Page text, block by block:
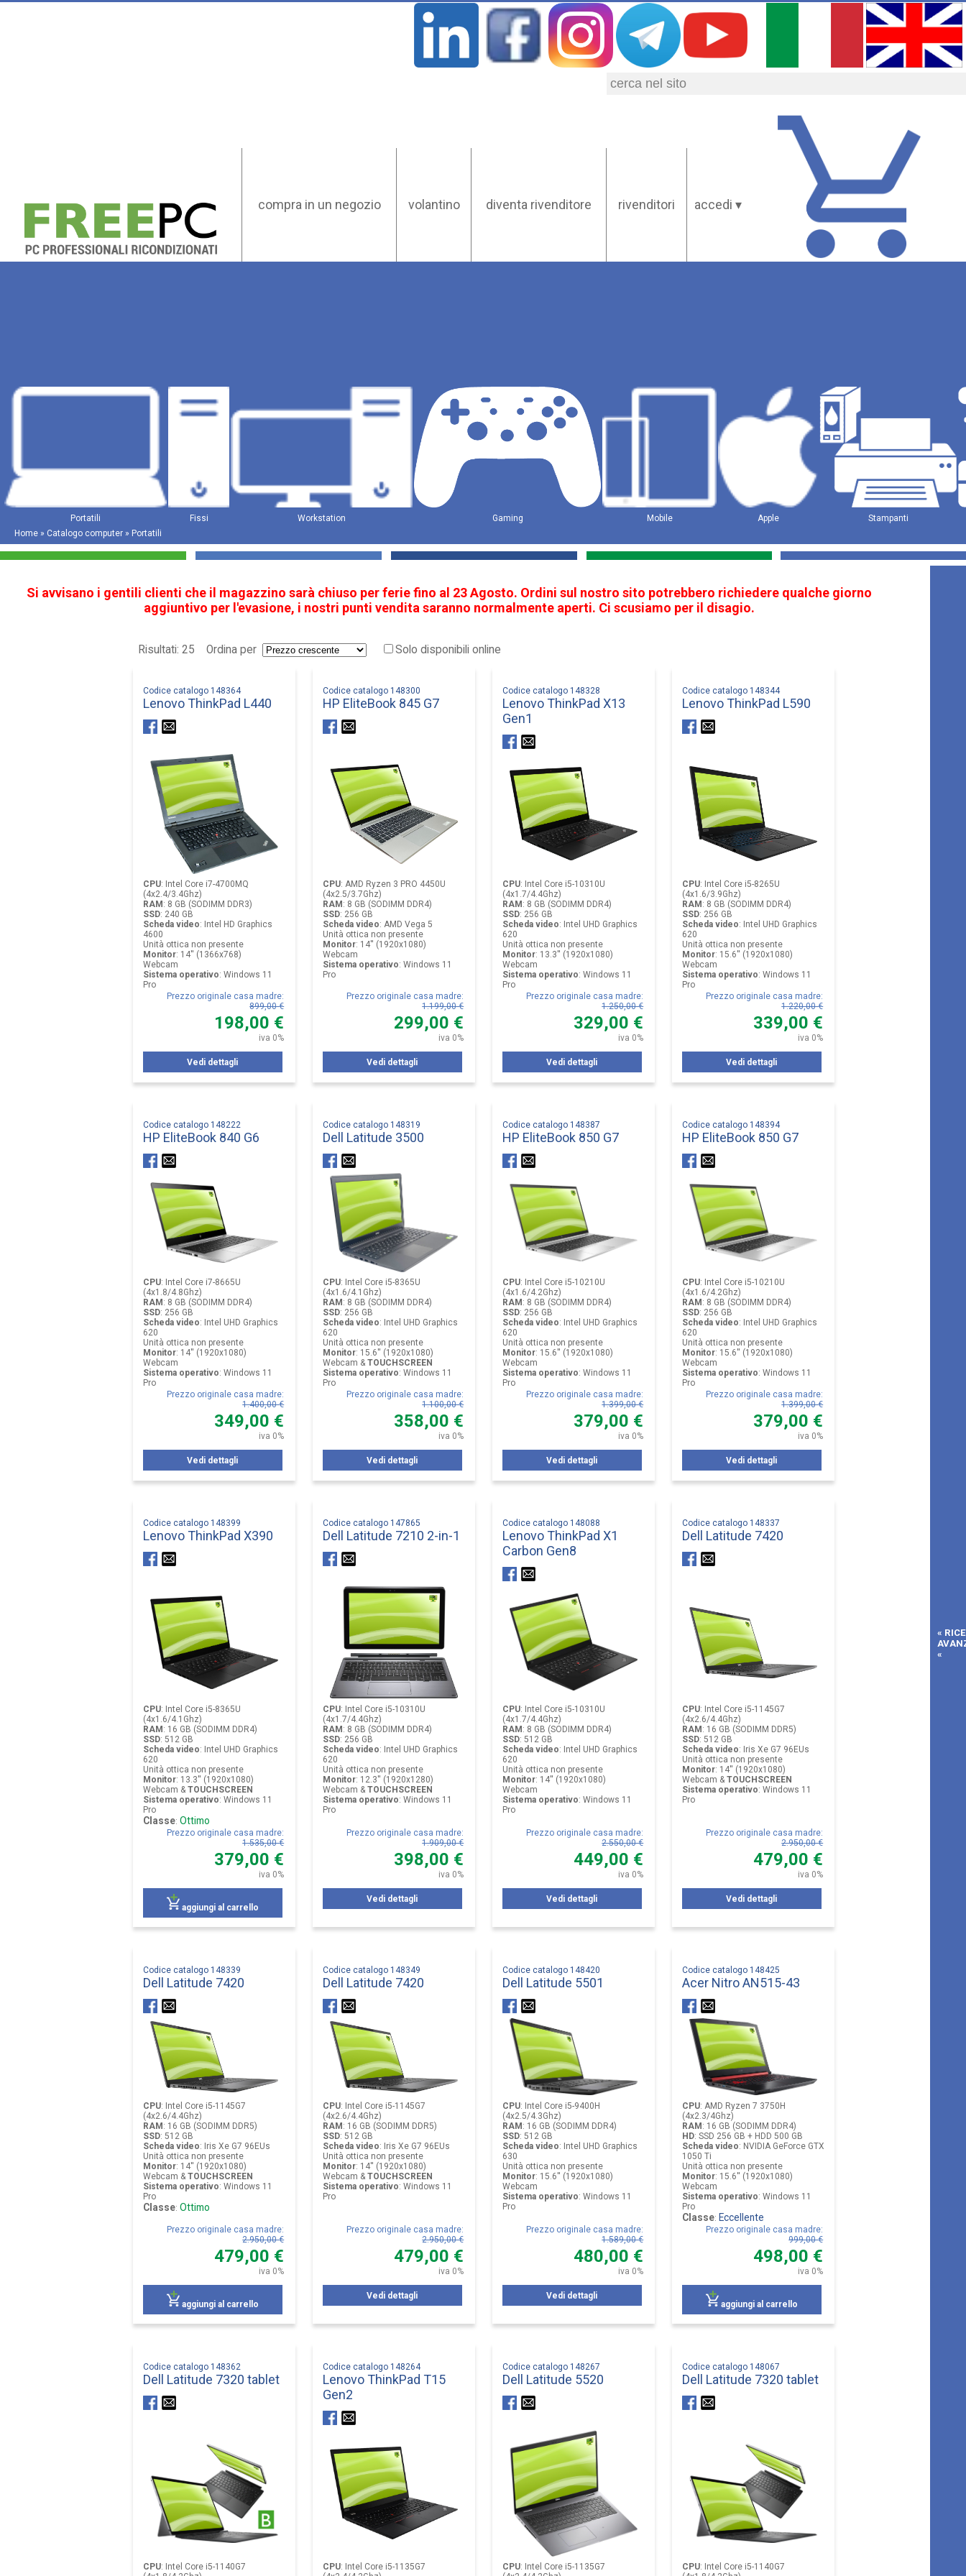
compra in un negozio volantino diventa rivenditore rivenditori accedi ▾
Portatili Fissi Workstation Gaming Mobile Apple
Stampanti
Home » Catalogo computer » Portatili
Si avvisano i gentili clienti che il magazzino sarà chiuso per ferie fino al 23 Agosto. Ordini sul nostro sito potrebbero richiedere qualche giorno
aggiuntivo per l'evasione, i nostri punti vendita saranno normalmente aperti. Ci scusiamo per il disagio.
Risultati: 25 Ordina per Solo disponibili online
Codice catalogo 148364
Lenovo ThinkPad L440
CPU: Intel Core i7-4700MQ
(4x2.4/3.4Ghz)
RAM: 8 GB (SODIMM DDR3)
SSD: 240 GB
Scheda video: Intel HD Graphics
4600
Unità ottica non presente
Monitor: 14'' (1366x768)
Webcam
Sistema operativo: Windows 11
Pro
Prezzo originale casa madre:
899,00 €
198,00 €
iva 0%
Vedi dettagli
Codice catalogo 148300
HP EliteBook 845 G7
CPU: AMD Ryzen 3 PRO 4450U
(4x2.5/3.7Ghz)
RAM: 8 GB (SODIMM DDR4)
SSD: 256 GB
Scheda video: AMD Vega 5
Unità ottica non presente
Monitor: 14'' (1920x1080)
Webcam
Sistema operativo: Windows 11
Pro
Prezzo originale casa madre:
1.199,00 €
299,00 €
iva 0%
Vedi dettagli
Codice catalogo 148328
Lenovo ThinkPad X13
Gen1
CPU: Intel Core i5-10310U
(4x1.7/4.4Ghz)
RAM: 8 GB (SODIMM DDR4)
SSD: 256 GB
Scheda video: Intel UHD Graphics
620
Unità ottica non presente
Monitor: 13.3'' (1920x1080)
Webcam
Sistema operativo: Windows 11
Pro
Prezzo originale casa madre:
1.250,00 €
329,00 €
iva 0%
Vedi dettagli
Codice catalogo 148344
Lenovo ThinkPad L590
CPU: Intel Core i5-8265U
(4x1.6/3.9Ghz)
RAM: 8 GB (SODIMM DDR4)
SSD: 256 GB
Scheda video: Intel UHD Graphics
620
Unità ottica non presente
Monitor: 15.6'' (1920x1080)
Webcam
Sistema operativo: Windows 11
Pro
Prezzo originale casa madre:
1.220,00 €
339,00 €
iva 0%
Vedi dettagli
Codice catalogo 148222
HP EliteBook 840 G6
CPU: Intel Core i7-8665U
(4x1.8/4.8Ghz)
RAM: 8 GB (SODIMM DDR4)
SSD: 256 GB
Scheda video: Intel UHD Graphics
620
Unità ottica non presente
Monitor: 14'' (1920x1080)
Webcam
Sistema operativo: Windows 11
Pro
Prezzo originale casa madre:
1.400,00 €
349,00 €
iva 0%
Vedi dettagli
Codice catalogo 148319
Dell Latitude 3500
CPU: Intel Core i5-8365U
(4x1.6/4.1Ghz)
RAM: 8 GB (SODIMM DDR4)
SSD: 256 GB
Scheda video: Intel UHD Graphics
620
Unità ottica non presente
Monitor: 15.6'' (1920x1080)
Webcam & TOUCHSCREEN
Sistema operativo: Windows 11
Pro
Prezzo originale casa madre:
1.100,00 €
358,00 €
iva 0%
Vedi dettagli
Codice catalogo 148387
HP EliteBook 850 G7
CPU: Intel Core i5-10210U
(4x1.6/4.2Ghz)
RAM: 8 GB (SODIMM DDR4)
SSD: 256 GB
Scheda video: Intel UHD Graphics
620
Unità ottica non presente
Monitor: 15.6'' (1920x1080)
Webcam
Sistema operativo: Windows 11
Pro
Prezzo originale casa madre:
1.399,00 €
379,00 €
iva 0%
Vedi dettagli
Codice catalogo 148394
HP EliteBook 850 G7
CPU: Intel Core i5-10210U
(4x1.6/4.2Ghz)
RAM: 8 GB (SODIMM DDR4)
SSD: 256 GB
Scheda video: Intel UHD Graphics
620
Unità ottica non presente
Monitor: 15.6'' (1920x1080)
Webcam
Sistema operativo: Windows 11
Pro
Prezzo originale casa madre:
1.399,00 €
379,00 €
iva 0%
Vedi dettagli
Codice catalogo 148399
Lenovo ThinkPad X390
CPU: Intel Core i5-8365U
(4x1.6/4.1Ghz)
RAM: 16 GB (SODIMM DDR4)
SSD: 512 GB
Scheda video: Intel UHD Graphics
620
Unità ottica non presente
Monitor: 13.3'' (1920x1080)
Webcam & TOUCHSCREEN
Sistema operativo: Windows 11
Pro
Classe: Ottimo
Prezzo originale casa madre:
1.535,00 €
379,00 €
iva 0%
aggiungi al carrello
Codice catalogo 147865
Dell Latitude 7210 2-in-1
CPU: Intel Core i5-10310U
(4x1.7/4.4Ghz)
RAM: 8 GB (SODIMM DDR4)
SSD: 256 GB
Scheda video: Intel UHD Graphics
620
Unità ottica non presente
Monitor: 12.3'' (1920x1280)
Webcam & TOUCHSCREEN
Sistema operativo: Windows 11
Pro
Prezzo originale casa madre:
1.909,00 €
398,00 €
iva 0%
Vedi dettagli
Codice catalogo 148088
Lenovo ThinkPad X1
Carbon Gen8
CPU: Intel Core i5-10310U
(4x1.7/4.4Ghz)
RAM: 8 GB (SODIMM DDR4)
SSD: 512 GB
Scheda video: Intel UHD Graphics
620
Unità ottica non presente
Monitor: 14'' (1920x1080)
Webcam
Sistema operativo: Windows 11
Pro
Prezzo originale casa madre:
2.550,00 €
449,00 €
iva 0%
Vedi dettagli
Codice catalogo 148337
Dell Latitude 7420
CPU: Intel Core i5-1145G7
(4x2.6/4.4Ghz)
RAM: 16 GB (SODIMM DDR5)
SSD: 512 GB
Scheda video: Iris Xe G7 96EUs
Unità ottica non presente
Monitor: 14'' (1920x1080)
Webcam & TOUCHSCREEN
Sistema operativo: Windows 11
Pro
Prezzo originale casa madre:
2.950,00 €
479,00 €
iva 0%
Vedi dettagli
Codice catalogo 148339
Dell Latitude 7420
CPU: Intel Core i5-1145G7
(4x2.6/4.4Ghz)
RAM: 16 GB (SODIMM DDR5)
SSD: 512 GB
Scheda video: Iris Xe G7 96EUs
Unità ottica non presente
Monitor: 14'' (1920x1080)
Webcam & TOUCHSCREEN
Sistema operativo: Windows 11
Pro
Classe: Ottimo
Prezzo originale casa madre:
2.950,00 €
479,00 €
iva 0%
aggiungi al carrello
Codice catalogo 148349
Dell Latitude 7420
CPU: Intel Core i5-1145G7
(4x2.6/4.4Ghz)
RAM: 16 GB (SODIMM DDR5)
SSD: 512 GB
Scheda video: Iris Xe G7 96EUs
Unità ottica non presente
Monitor: 14'' (1920x1080)
Webcam & TOUCHSCREEN
Sistema operativo: Windows 11
Pro
Prezzo originale casa madre:
2.950,00 €
479,00 €
iva 0%
Vedi dettagli
Codice catalogo 148420
Dell Latitude 5501
CPU: Intel Core i5-9400H
(4x2.5/4.3Ghz)
RAM: 16 GB (SODIMM DDR4)
SSD: 512 GB
Scheda video: Intel UHD Graphics
630
Unità ottica non presente
Monitor: 15.6'' (1920x1080)
Webcam
Sistema operativo: Windows 11
Pro
Prezzo originale casa madre:
1.589,00 €
480,00 €
iva 0%
Vedi dettagli
Codice catalogo 148425
Acer Nitro AN515-43
CPU: AMD Ryzen 7 3750H
(4x2.3/4Ghz)
RAM: 16 GB (SODIMM DDR4)
HD: SSD 256 GB + HDD 500 GB
Scheda video: NVIDIA GeForce GTX
1050 Ti
Unità ottica non presente
Monitor: 15.6'' (1920x1080)
Webcam
Sistema operativo: Windows 11
Pro
Classe: Eccellente
Prezzo originale casa madre:
999,00 €
498,00 €
iva 0%
aggiungi al carrello
Codice catalogo 148362
Dell Latitude 7320 tablet
CPU: Intel Core i5-1140G7
Codice catalogo 148264
Lenovo ThinkPad T15
Gen2
CPU: Intel Core i5-1135G7
Codice catalogo 148267
Dell Latitude 5520
CPU: Intel Core i5-1135G7
Codice catalogo 148067
Dell Latitude 7320 tablet
CPU: Intel Core i5-1140G7
«
«